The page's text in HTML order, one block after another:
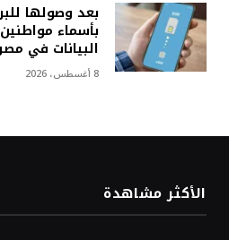
بعد وصولها
بأسماء
البيانات في
8 أغسطس، 2026
الأكثر مشاهدة